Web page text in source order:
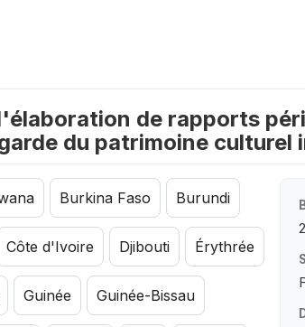
de rapports
du patrimoine culturel
Burkina Faso Burundi
Côte d'Ivoire Djibouti Érythrée
Guinée Guinée-Bissau